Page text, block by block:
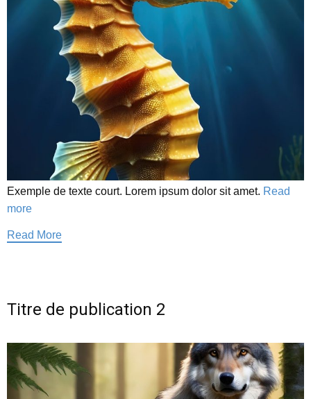
Exemple de texte court. Lorem ipsum dolor sit amet. Read
more
Read More
Titre de publication 2